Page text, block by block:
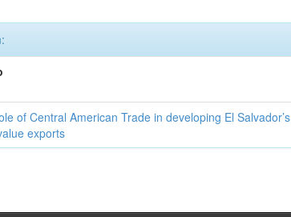
of Central American Trade in developing El Salvador’s
exports